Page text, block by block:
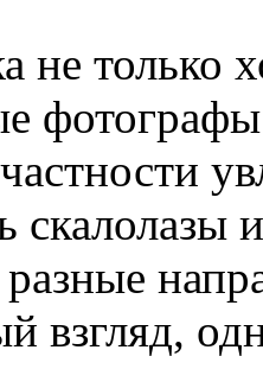
не только
скалолазы
взгляд,